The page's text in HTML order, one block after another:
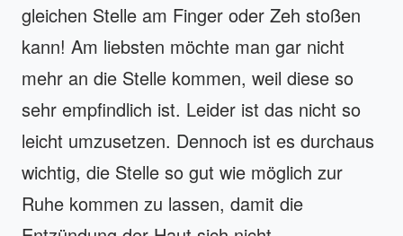
gleichen Stelle am Finger oder Zeh stoßen
kann! Am liebsten möchte man gar nicht
mehr an die Stelle kommen, weil diese so
sehr empfindlich ist. Leider ist das nicht so
leicht umzusetzen. Dennoch ist es durchaus
wichtig, die Stelle so gut wie möglich zur
Ruhe kommen zu lassen, damit die